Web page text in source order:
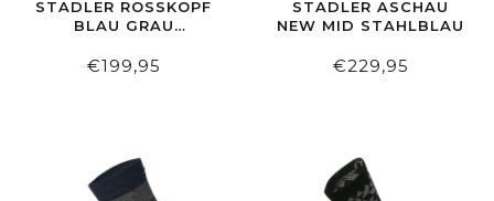
STADLER ROSSKOPF
BLAU GRAU S
ATERPROOF
€199,95
STADLER ASCHAU
NEW MID STAHLBLAU
€229,95